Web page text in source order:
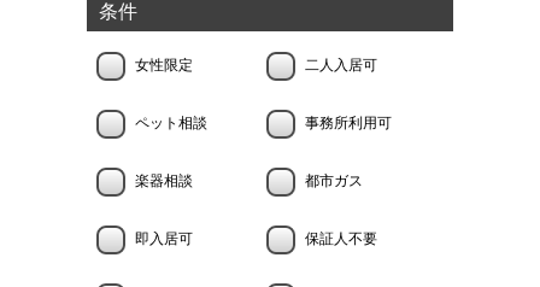
条件
女性限定 二人入居可
ペット相談 事務所利用可
楽器相談 都市ガス
即入居可 保証人不要